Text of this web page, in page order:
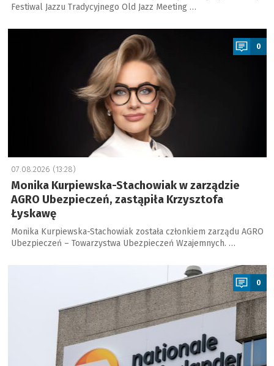
Festiwal Jazzu Tradycyjnego Old Jazz Meeting …
a
0
07.08.2026 (13:28)
Monika Kurpiewska-Stachowiak w zarządzie
AGRO Ubezpieczeń, zastąpiła Krzysztofa
Łyskawę
Monika Kurpiewska-Stachowiak została członkiem zarządu AGRO
Ubezpieczeń – Towarzystwa Ubezpieczeń Wzajemnych. …
0